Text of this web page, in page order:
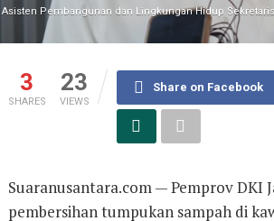
Asisten Pembangunan dan Lingkungan Hidup
3
SHARES
23
VIEWS
Share on Facebook
Suaranusantara.com —Pemprov DKI
pembersihan tumpukan sampah di